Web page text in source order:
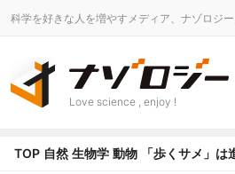
科学を好きな人を増やすメディア、ナゾロジー
Love science , enjoy !
TOP 自然 生物学 動物 「歩くサメ」